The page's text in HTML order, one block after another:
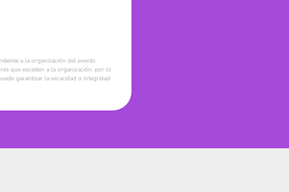
a la organización del evento.
que exceden a la organización, por lo
garantizar la veracidad o integridad